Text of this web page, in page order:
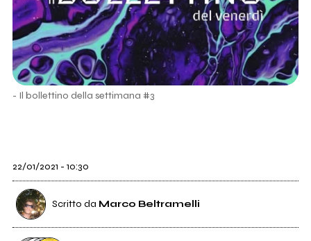
- Il bollettino della settimana #3
22/01/2021 - 10:30
Scritto da Marco Beltramelli